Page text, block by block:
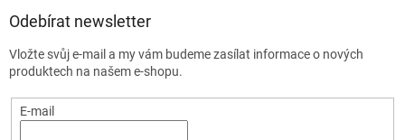
Odebírat newsletter
Vložte svůj e-mail a my vám budeme zasílat informace o nových
produktech na našem e-shopu.
E-mail